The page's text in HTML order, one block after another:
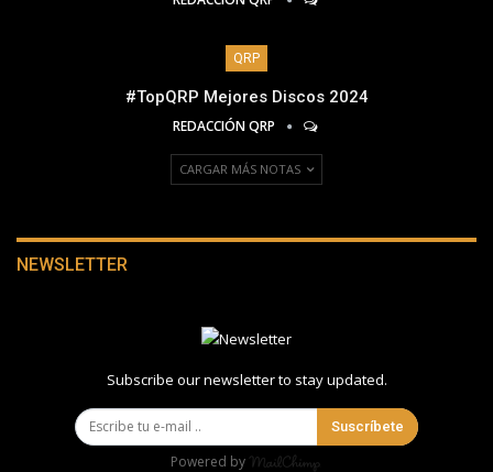
QRP
#TopQRP Mejores Discos 2024
REDACCIÓN QRP
CARGAR MÁS NOTAS
NEWSLETTER
Subscribe our newsletter to stay updated.
Suscríbete
Powered by